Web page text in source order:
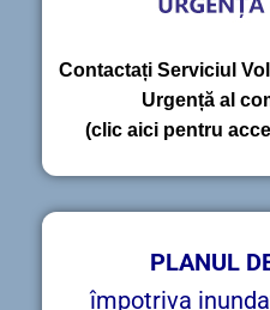
Contactați Serviciul
Urgență al
(clic aici pentru
PLANUL
împotriva